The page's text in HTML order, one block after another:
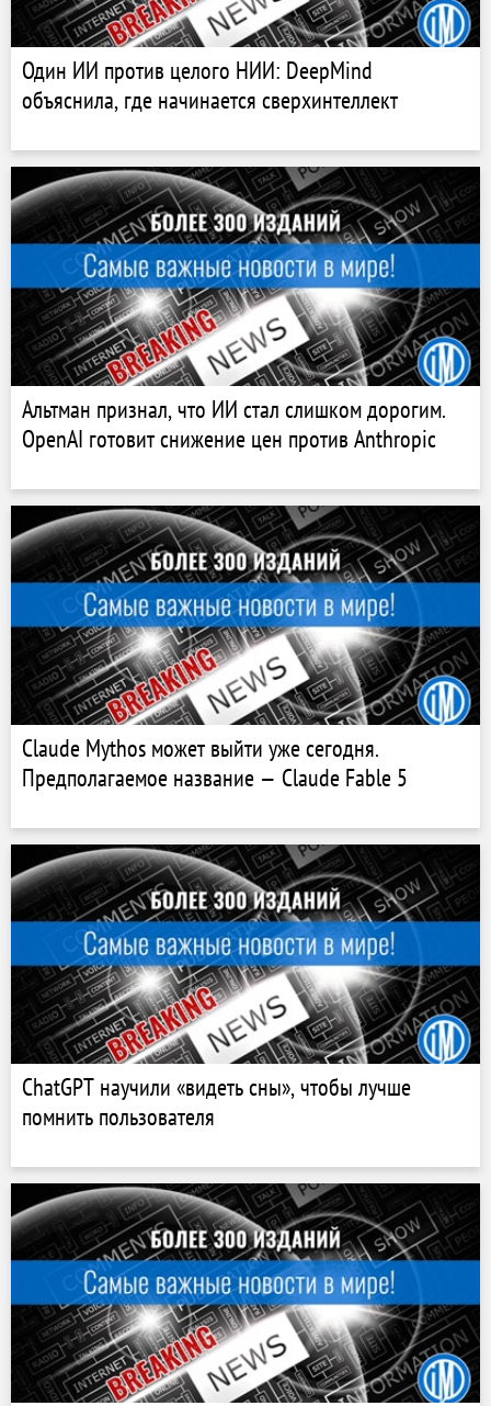
Один ИИ против целого НИИ: DeepMind
объяснила, где начинается сверхинтеллект
Альтман признал, что ИИ стал слишком дорогим.
OpenAI готовит снижение цен против Anthropic
Claude Mythos может выйти уже сегодня.
Предполагаемое название — Claude Fable 5
ChatGPT научили «видеть сны», чтобы лучше
помнить пользователя